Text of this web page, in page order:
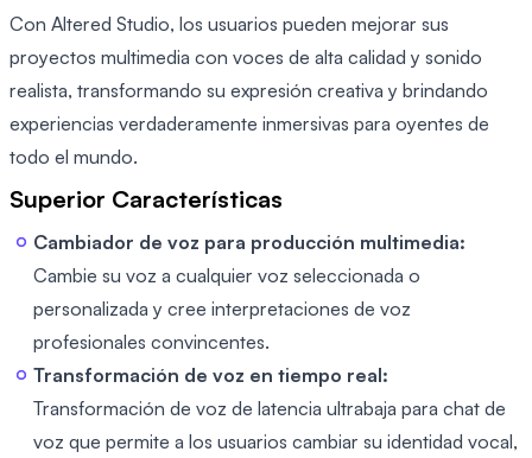
Con Altered Studio, los usuarios pueden mejorar sus
proyectos multimedia con voces de alta calidad y sonido
realista, transformando su expresión creativa y brindando
experiencias verdaderamente inmersivas para oyentes de
todo el mundo.
Superior Características
Cambiador de voz para producción multimedia:
Cambie su voz a cualquier voz seleccionada o
personalizada y cree interpretaciones de voz
profesionales convincentes.
Transformación de voz en tiempo real:
Transformación de voz de latencia ultrabaja para chat de
voz que permite a los usuarios cambiar su identidad vocal,